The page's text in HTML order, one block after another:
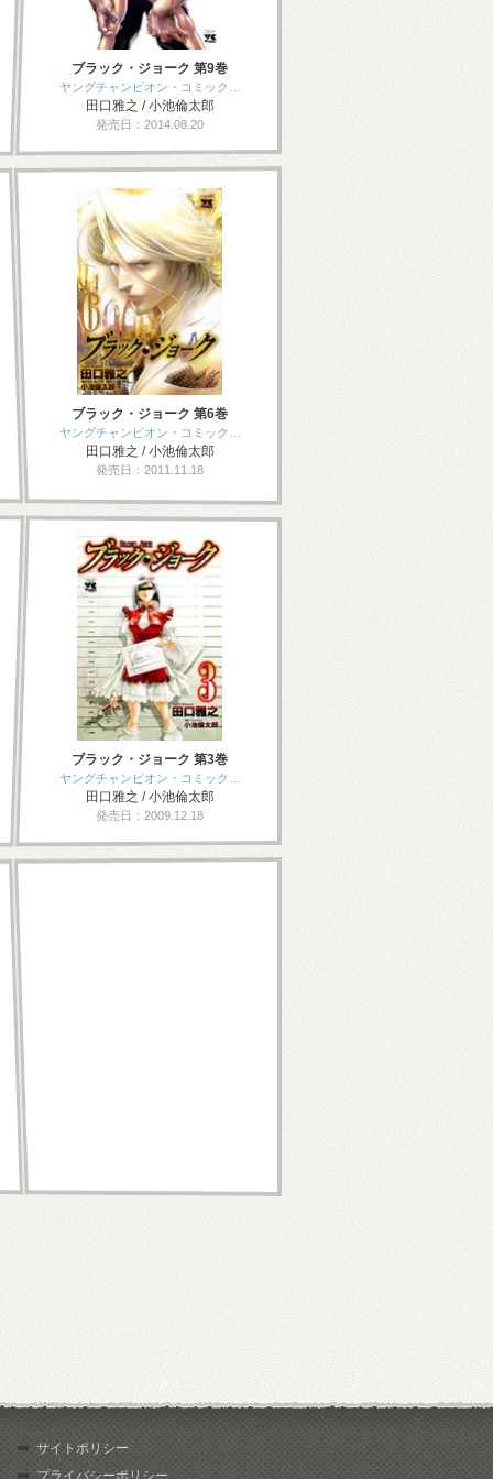
ブラック・ジョーク 第9巻
ヤングチャンピオン・コミック…
田口雅之 / 小池倫太郎
発売日：2014.08.20
ブラック・ジョーク 第6巻
ヤングチャンピオン・コミック…
田口雅之 / 小池倫太郎
発売日：2011.11.18
ブラック・ジョーク 第3巻
ヤングチャンピオン・コミック…
田口雅之 / 小池倫太郎
発売日：2009.12.18
サイトポリシー
プライバシーポリシー